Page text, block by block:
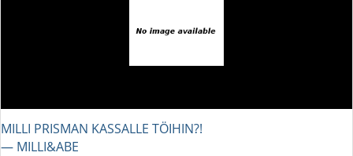
MILLI PRISMAN KASSALLE TÖIHIN?!
― MILLI&ABE